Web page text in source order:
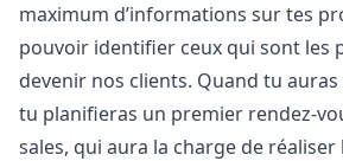
maximum d’informations sur tes
pouvoir identifier ceux qui sont les
devenir nos clients. Quand tu
tu planifieras un premier rendez-
sales, qui aura la charge de